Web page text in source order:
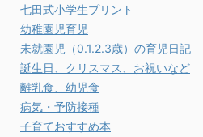
七田式小学生プリント
幼稚園児育児
未就園児（0.1.2.3歳）の育児日記
誕生日、クリスマス、お祝いなど
離乳食、幼児食
病気・予防接種
子育ておすすめ本